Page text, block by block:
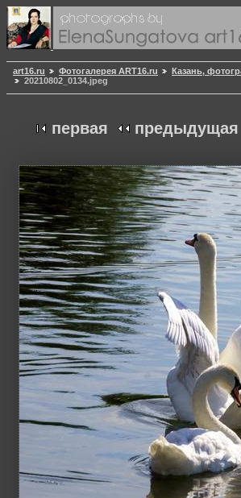
art16.ru Фотогалерея ART16.ru Казань,
20210802_0134.jpeg
первая предыдущая